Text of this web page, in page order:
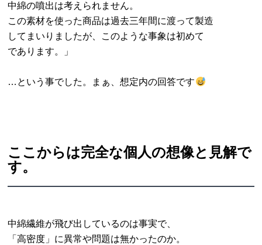
中綿の噴出は考えられません。
この素材を使った商品は過去三年間に渡って製造
してまいりましたが、このような事象は初めて
であります。」
…という事でした。まぁ、想定内の回答です
ここからは完全な個人の想像と見解で
す。
中綿繊維が飛び出しているのは事実で、
「高密度」に異常や問題は無かったのか。